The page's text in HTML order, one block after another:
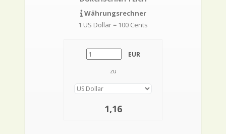
Währungsrechner
1 US Dollar = 100 Cents
EUR
zu
1,16